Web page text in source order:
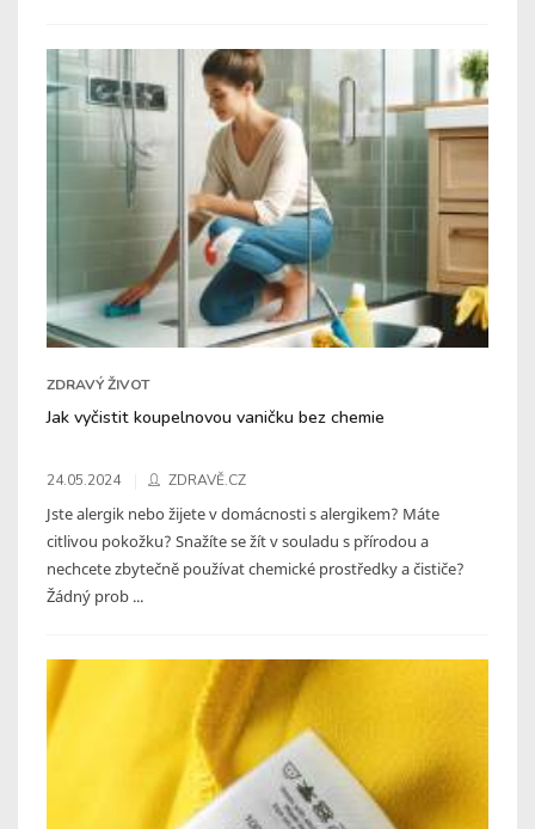
ZDRAVÝ ŽIVOT
Jak vyčistit koupelnovou vaničku bez chemie
24.05.2024 ZDRAVĚ.CZ
Jste alergik nebo žijete v domácnosti s alergikem? Máte
citlivou pokožku? Snažíte se žít v souladu s přírodou a
nechcete zbytečně používat chemické prostředky a čističe?
Žádný prob ...